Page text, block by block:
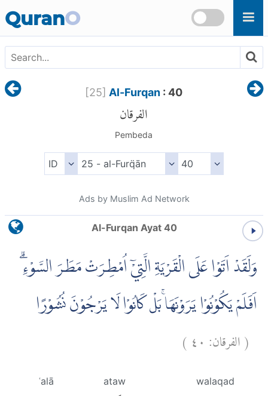
QuranO
[25] Al-Furqan : 40
الفرقان
Pembeda
Ads by Muslim Ad Network
Al-Furqan Ayat 40
وَلَقَدْ اَتَوْا عَلَى الْقَرْيَةِ الَّتِيْٓ اُمْطِرَتْ مَطَرَ السَّوْءِۗ
اَفَلَمْ يَكُوْنُوْا يَرَوْنَهَاۚ بَلْ كَانُوْا لَا يَرْجُوْنَ نُشُوْرًا
(الفرقان: ٤٠)
walaqad
ataw
ʿalā